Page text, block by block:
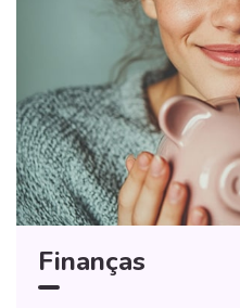
Finanças